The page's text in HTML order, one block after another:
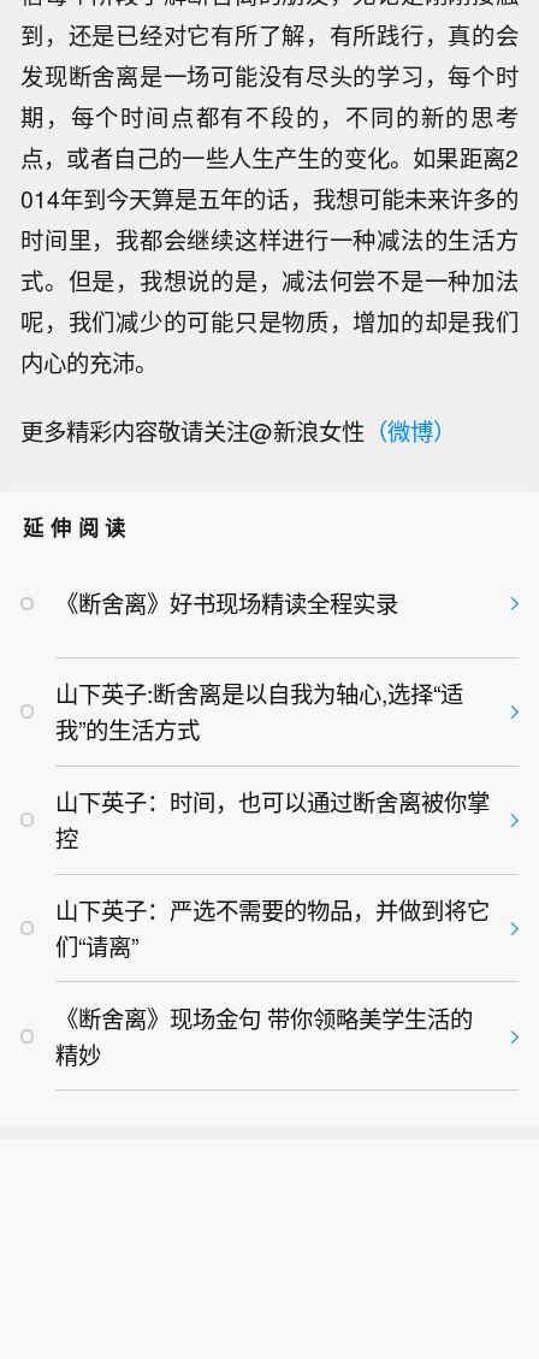
到，还是已经对它有所了解，有所践行，真的会
发现断舍离是一场可能没有尽头的学习，每个时
期，每个时间点都有不段的，不同的新的思考
点，或者自己的一些人生产生的变化。如果距离2
014年到今天算是五年的话，我想可能未来许多的
时间里，我都会继续这样进行一种减法的生活方
式。但是，我想说的是，减法何尝不是一种加法
呢，我们减少的可能只是物质，增加的却是我们
内心的充沛。
更多精彩内容敬请关注@新浪女性 （微博）
延伸阅读
《断舍离》好书现场精读全程实录
山下英子:断舍离是以自我为轴心,选择“适
我”的生活方式
山下英子：时间，也可以通过断舍离被你掌
控
山下英子：严选不需要的物品，并做到将它
们“请离”
《断舍离》现场金句 带你领略美学生活的
精妙